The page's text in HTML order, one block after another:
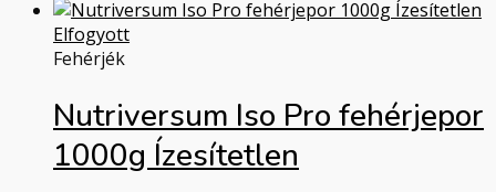
Elfogyott
Fehérjék
Nutriversum Iso Pro fehérjepor
1000g Ízesítetlen